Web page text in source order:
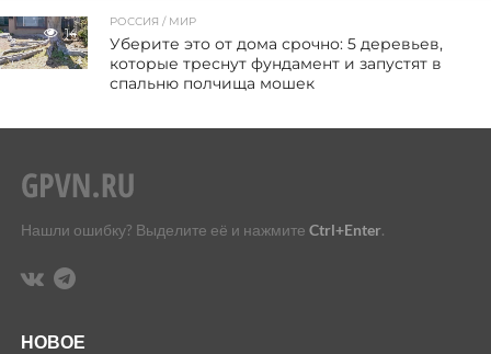
14
РОССИЯ / МИР
Уберите это от дома срочно: 5 деревьев,
которые треснут фундамент и запустят в
спальню полчища мошек
Нашли ошибку? Выделите её и нажмите Ctrl+Enter.
НОВОЕ